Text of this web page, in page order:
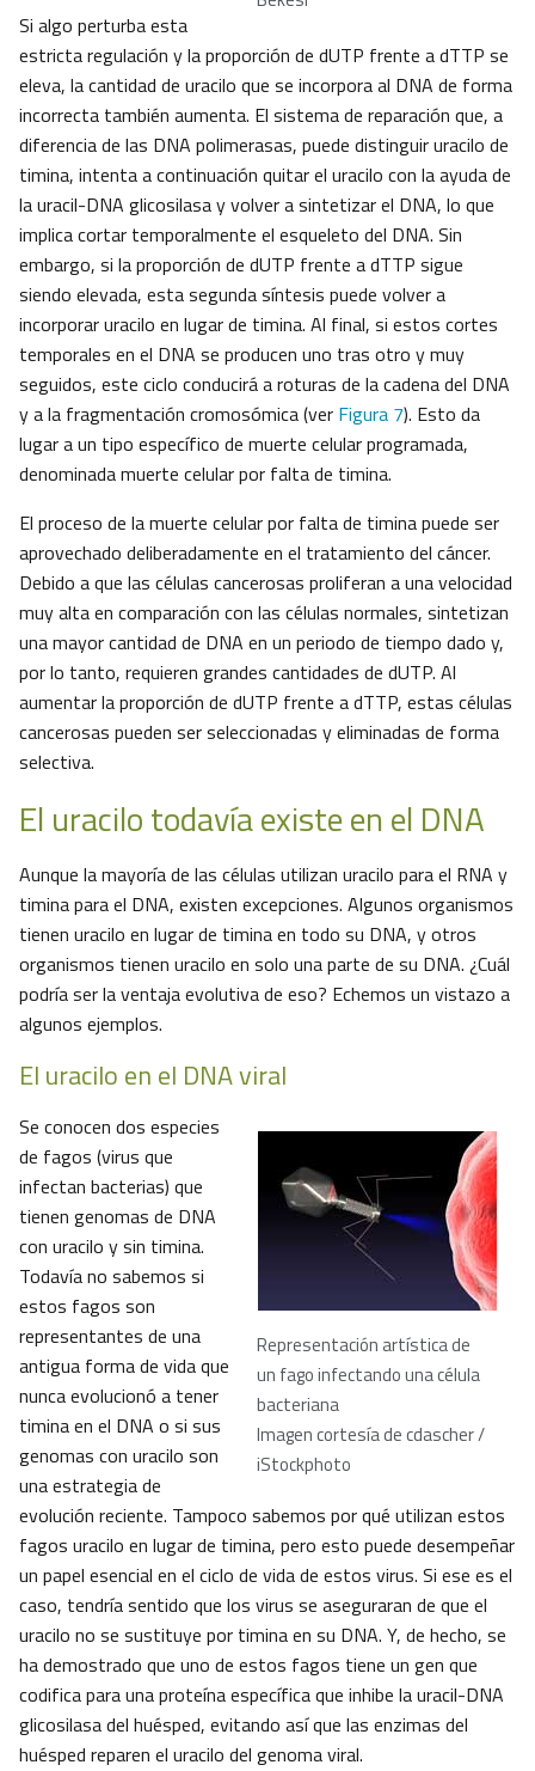
Si algo perturba esta
estricta regulación y la proporción de dUTP frente a dTTP se
eleva, la cantidad de uracilo que se incorpora al DNA de forma
incorrecta también aumenta. El sistema de reparación que, a
diferencia de las DNA polimerasas, puede distinguir uracilo de
timina, intenta a continuación quitar el uracilo con la ayuda de
la uracil-DNA glicosilasa y volver a sintetizar el DNA, lo que
implica cortar temporalmente el esqueleto del DNA. Sin
embargo, si la proporción de dUTP frente a dTTP sigue
siendo elevada, esta segunda síntesis puede volver a
incorporar uracilo en lugar de timina. Al final, si estos cortes
temporales en el DNA se producen uno tras otro y muy
seguidos, este ciclo conducirá a roturas de la cadena del DNA
y a la fragmentación cromosómica (ver Figura 7). Esto da
lugar a un tipo específico de muerte celular programada,
denominada muerte celular por falta de timina.
El proceso de la muerte celular por falta de timina puede ser
aprovechado deliberadamente en el tratamiento del cáncer.
Debido a que las células cancerosas proliferan a una velocidad
muy alta en comparación con las células normales, sintetizan
una mayor cantidad de DNA en un periodo de tiempo dado y,
por lo tanto, requieren grandes cantidades de dUTP. Al
aumentar la proporción de dUTP frente a dTTP, estas células
cancerosas pueden ser seleccionadas y eliminadas de forma
selectiva.
El uracilo todavía existe en el DNA
Aunque la mayoría de las células utilizan uracilo para el RNA y
timina para el DNA, existen excepciones. Algunos organismos
tienen uracilo en lugar de timina en todo su DNA, y otros
organismos tienen uracilo en solo una parte de su DNA. ¿Cuál
podría ser la ventaja evolutiva de eso? Echemos un vistazo a
algunos ejemplos.
El uracilo en el DNA viral
Representación artística de
un fago infectando una célula
bacteriana
Imagen cortesía de cdascher /
iStockphoto
Se conocen dos especies
de fagos (virus que
infectan bacterias) que
tienen genomas de DNA
con uracilo y sin timina.
Todavía no sabemos si
estos fagos son
representantes de una
antigua forma de vida que
nunca evolucionó a tener
timina en el DNA o si sus
genomas con uracilo son
una estrategia de
evolución reciente. Tampoco sabemos por qué utilizan estos
fagos uracilo en lugar de timina, pero esto puede desempeñar
un papel esencial en el ciclo de vida de estos virus. Si ese es el
caso, tendría sentido que los virus se aseguraran de que el
uracilo no se sustituye por timina en su DNA. Y, de hecho, se
ha demostrado que uno de estos fagos tiene un gen que
codifica para una proteína específica que inhibe la uracil-DNA
glicosilasa del huésped, evitando así que las enzimas del
huésped reparen el uracilo del genoma viral.